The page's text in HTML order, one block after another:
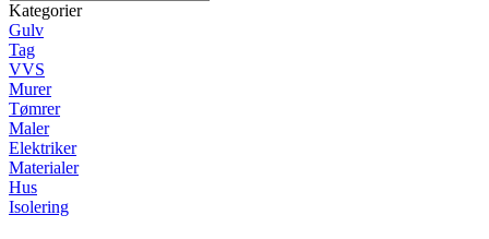
Kategorier
Gulv
Tag
VVS
Murer
Tømrer
Maler
Elektriker
Materialer
Hus
Isolering